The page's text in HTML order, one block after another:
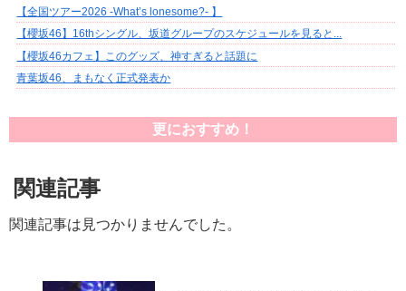
【全国ツアー2026 -What’s lonesome?- 】
【櫻坂46】16thシングル、坂道グループのスケジュールを見ると...
【櫻坂46カフェ】このグッズ、神すぎると話題に
青葉坂46、まもなく正式発表か
更におすすめ！
関連記事
関連記事は見つかりませんでした。